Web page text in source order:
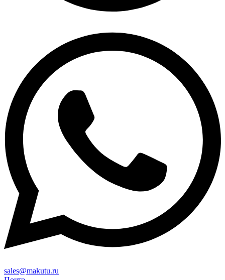
sales@makutu.ru